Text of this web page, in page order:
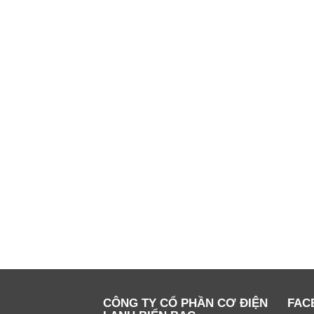
CÔNG TY CỔ PHẦN CƠ ĐIỆN